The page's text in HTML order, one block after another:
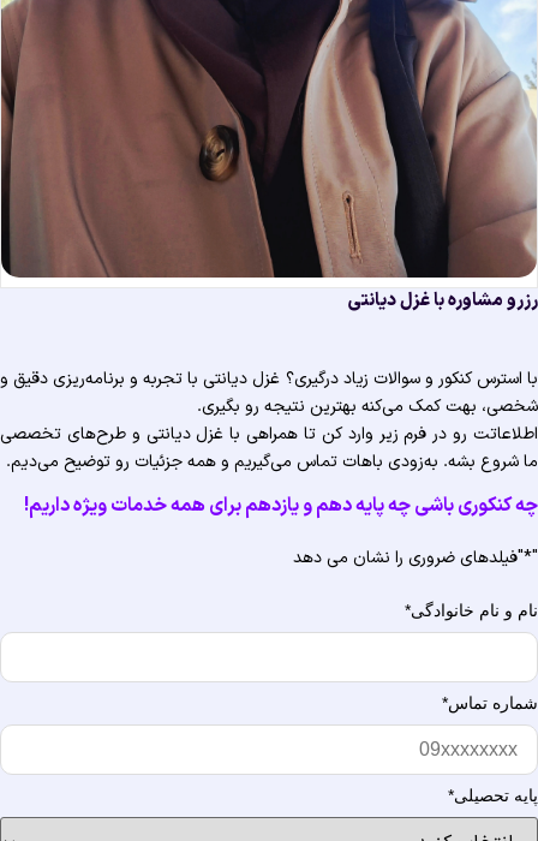
مشاوره با غزل دیانتی
استرس کنکور و سوالات زیاد درگیری؟ غزل دیانتی با تجربه و برنامه‌ریزی دقیق و
بهت کمک می‌کنه بهترین نتیجه رو بگیری.
رو در فرم زیر وارد کن تا همراهی با غزل دیانتی و طرح‌های تخصصی
شروع بشه. به‌زودی باهات تماس می‌گیریم و همه جزئیات رو توضیح می‌دیم.
کنکوری باشی چه پایه دهم و یازدهم برای همه خدمات ویژه‌ داریم!
"فیلدهای ضروری را نشان می دهد
و نام خانوادگی*
تماس*
تحصیلی*